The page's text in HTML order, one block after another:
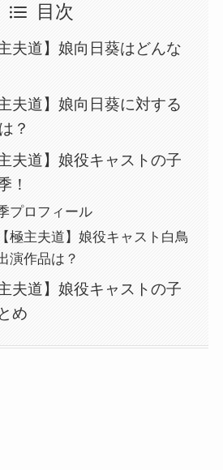
目次
夫道】娘向日葵はどんな
夫道】娘向日葵に対する
？
夫道】娘役キャストの子
！
プロフィール
極主夫道】娘役キャスト白鳥
演作品は？
夫道】娘役キャストの子
め